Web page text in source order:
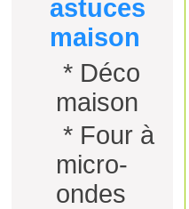
astuces
maison
* Déco
maison
* Four à
micro-
ondes